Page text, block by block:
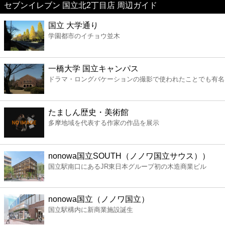
美容
コンビニ
薬局
スーパー
エンタメ
レジャー
書店
ファミレス
セブンイレブン 国立北2丁目店 周辺ガイド
国立 大学通り
学園都市のイチョウ並木
一橋大学 国立キャンパス
ドラマ・ロングバケーションの撮影で使われたことでも有
たましん歴史・美術館
多摩地域を代表する作家の作品を展示
nonowa国立SOUTH（ノノワ国立サウス））
国立駅南口にあるJR東日本グループ初の木造商業ビル
nonowa国立（ノノワ国立）
国立駅構内に新商業施設誕生